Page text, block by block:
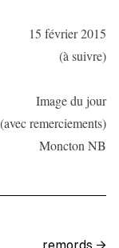
15 février 2015
(à suivre)
Image du jour
(avec remerciements)
Moncton NB